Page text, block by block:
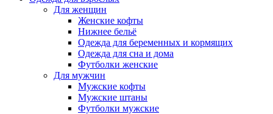
Для женщин
Женские кофты
Нижнее бельё
Одежда для беременных и кормящих
Одежда для сна и дома
Футболки женские
Для мужчин
Мужские кофты
Мужские штаны
Футболки мужские